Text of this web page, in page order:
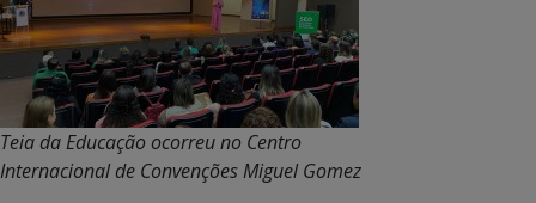
Teia da Educação ocorreu no Centro
Internacional de Convenções Miguel Gomez